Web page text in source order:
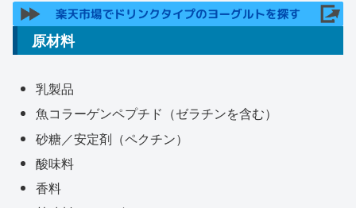
原材料
乳製品
魚コラーゲンペプチド（ゼラチンを含む）
砂糖／安定剤（ペクチン）
酸味料
香料